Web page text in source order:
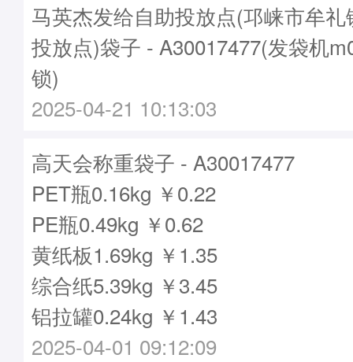
马英杰发给自助投放点(邛崃市牟
投放点)袋子 - A30017477(发袋机
锁)
2025-04-21 10:13:03
高天会称重袋子 - A30017477
PET瓶0.16kg ￥0.22
PE瓶0.49kg ￥0.62
黄纸板1.69kg ￥1.35
综合纸5.39kg ￥3.45
铝拉罐0.24kg ￥1.43
2025-04-01 09:12:09